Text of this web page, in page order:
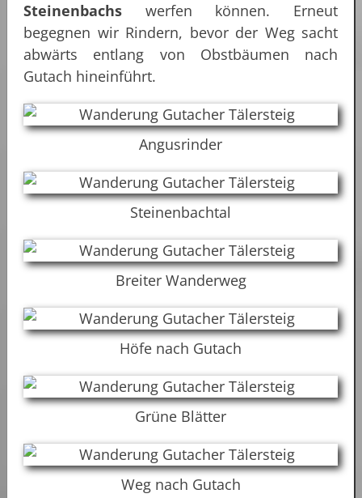
Steinenbachs werfen können. Erneut
begegnen wir Rindern, bevor der Weg sacht
abwärts entlang von Obstbäumen nach
Gutach hineinführt.
Angusrinder
Steinenbachtal
Breiter Wanderweg
Höfe nach Gutach
Grüne Blätter
Weg nach Gutach